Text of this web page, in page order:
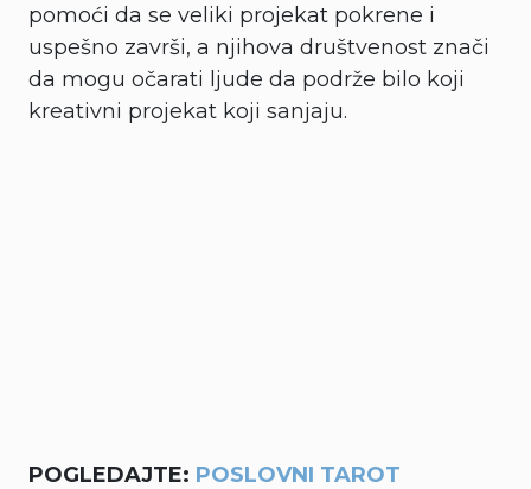
pomoći da se veliki projekat pokrene i
uspešno završi, a njihova društvenost znači
da mogu očarati ljude da podrže bilo koji
kreativni projekat koji sanjaju.
POGLEDAJTE: POSLOVNI TAROT